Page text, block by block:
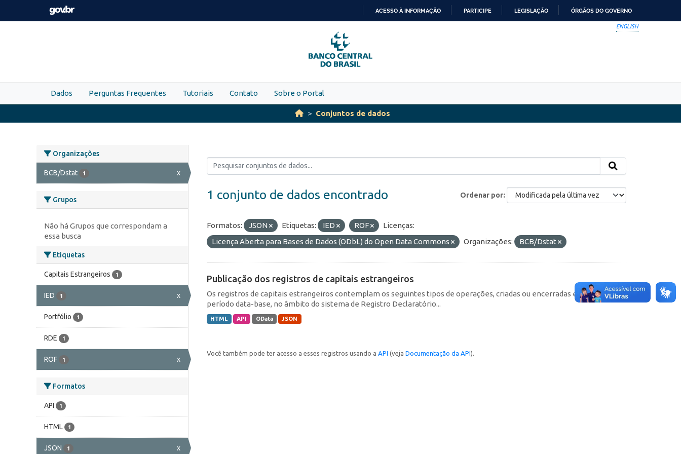
Skip to main content
PARA
O
CONTEÚDO
ACESSO À INFORMAÇÃO PARTICIPE LEGISLAÇÃO ÓRGÃOS DO GOVERNO
ENGLISH
Dados Perguntas Frequentes Tutoriais Contato Sobre o Portal
Conjuntos de dados
Organizações
BCB/Dstat 1 x
Grupos
Não há Grupos que correspondam a
essa busca
Etiquetas
Capitais Estrangeiros 1
IED 1 x
Portfólio 1
RDE 1
ROF 1 x
Formatos
API 1
HTML 1
JSON 1 x
Ordenar por
1 conjunto de dados encontrado
Formatos: JSON Etiquetas: IED ROF
Licenças:
Licença Aberta para Bases de Dados (ODbL) do Open Data Commons
Organizações: BCB/Dstat
Publicação dos registros de capitais estrangeiros
Os registros de capitais estrangeiros contemplam os seguintes tipos de operações, criadas ou encerradas em cada
período data-base, no âmbito do sistema de Registro Declaratório...
HTML API OData JSON
Você também pode ter acesso a esses registros usando a API (veja Documentação da API).